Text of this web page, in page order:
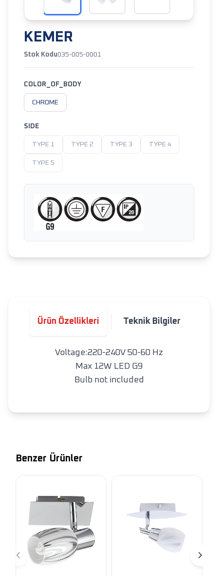
KEMER
Stok Kodu035-005-0001
COLOR_OF_BODY
CHROME
SIDE
TYPE 1 TYPE 2 TYPE 3 TYPE 4
TYPE 5
Ürün Özellikleri Teknik Bilgiler
Voltage:220-240V 50-60 Hz
Max 12W LED G9
Bulb not included
Benzer Ürünler